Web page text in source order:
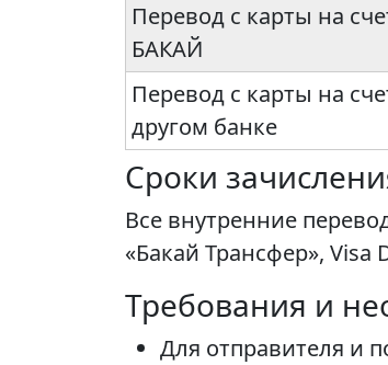
Перевод с карты на
БАКАЙ
Перевод с карты на
другом банке
Сроки
Все внутренние
«Бакай Трансфер», Visa
Требования и
Для отправителя и